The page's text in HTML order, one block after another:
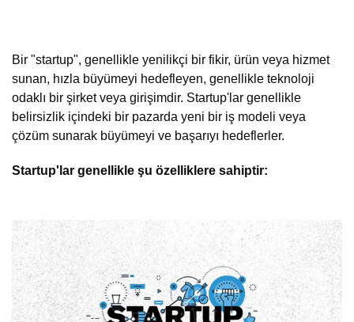
Bir "startup", genellikle yenilikçi bir fikir, ürün veya hizmet
sunan, hızla büyümeyi hedefleyen, genellikle teknoloji
odaklı bir şirket veya girişimdir. Startup'lar genellikle
belirsizlik içindeki bir pazarda yeni bir iş modeli veya
çözüm sunarak büyümeyi ve başarıyı hedeflerler.
Startup'lar genellikle şu özelliklere sahiptir: